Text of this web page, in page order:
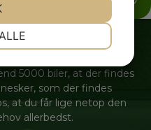
Auto?
5000 biler, at der findes
som der findes
at du får lige netop den
allerbedst.
STATISTIK